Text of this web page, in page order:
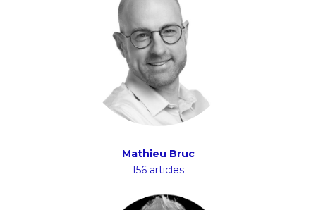
Mathieu Bruc
156 articles